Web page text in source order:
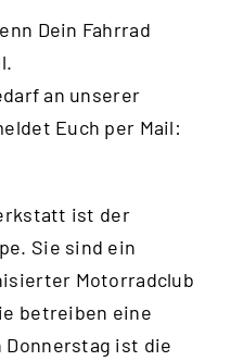
Dein Fahrrad
an unserer
Euch per Mail:
ist der
. Sie sind ein
Motorradclub
betreiben eine
ist die